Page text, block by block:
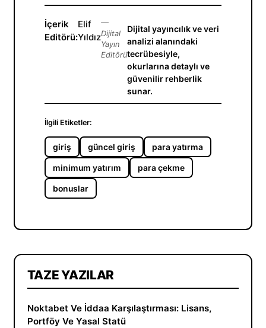
İçerik
Editörü:
Elif
Yıldız
—
Dijital
Yayın
Editörü
Dijital yayıncılık ve veri
analizi alanındaki
tecrübesiyle,
okurlarına detaylı ve
güvenilir rehberlik
sunar.
İlgili Etiketler:
giriş güncel giriş para yatırma
minimum yatırım para çekme
bonuslar
TAZE YAZILAR
Noktabet Ve İddaa Karşılaştırması: Lisans,
Portföy Ve Yasal Statü